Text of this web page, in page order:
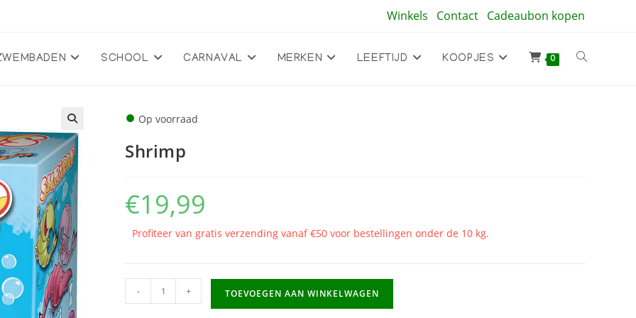
Winkels Contact Cadeaubon kopen
SCHOOL CARNAVAL MERKEN LEEFTIJD KOOPJES 0 Toggle
🔍
● Op voorraad
Shrimp
€19,99
Profiteer van gratis verzending vanaf €50 voor bestellingen onder de 10 kg.
aantal
- + TOEVOEGEN AAN WINKELWAGEN